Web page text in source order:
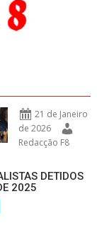
21 de Janeiro
de 2026
Redacção F8
DETIDOS
2025